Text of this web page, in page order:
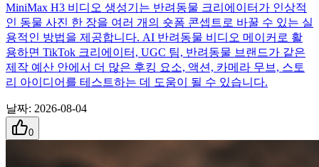
MiniMax H3 비디오 생성기는 반려동물 크리에이터가 인상적
인 동물 사진 한 장을 여러 개의 숏폼 콘셉트로 바꿀 수 있는 실
용적인 방법을 제공합니다. AI 반려동물 비디오 메이커로 활
용하면 TikTok 크리에이터, UGC 팀, 반려동물 브랜드가 같은
제작 예산 안에서 더 많은 후킹 요소, 액션, 카메라 무브, 스토
리 아이디어를 테스트하는 데 도움이 될 수 있습니다.
날짜: 2026-08-04
0